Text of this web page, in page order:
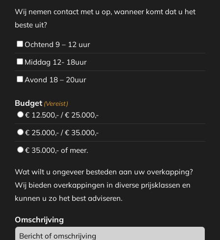
Wij nemen contact met u op, wanneer komt dat u het
beste uit?
Ochtend 9 – 12 uur
Middag 12- 18uur
Avond 18 – 20uur
Budget (Vereist)
€ 12.500,- / € 25.000,-
€ 25.000,- / € 35.000,-
€ 35.000,- of meer.
Wat wilt u ongeveer besteden aan uw overkapping?
Wij bieden overkappingen in diverse prijsklassen en
kunnen u zo het best adviseren.
Omschrijving